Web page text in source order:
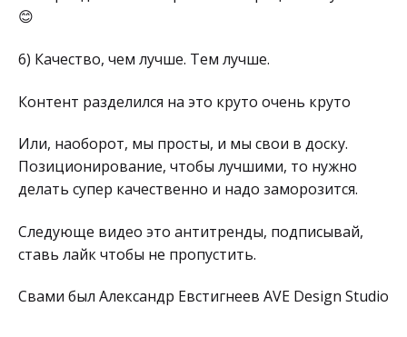
😊
6) Качество, чем лучше. Тем лучше.
Контент разделился на это круто очень круто
Или, наоборот, мы просты, и мы свои в доску.
Позиционирование, чтобы лучшими, то нужно
делать супер качественно и надо заморозится.
Следующе видео это антитренды, подписывай,
ставь лайк чтобы не пропустить.
Свами был Александр Евстигнеев AVE Design Studio